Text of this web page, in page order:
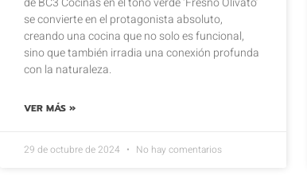
se convierte en el protagonista absoluto,
creando una cocina que no solo es funcional,
sino que también irradia una conexión profunda
con la naturaleza.
VER MÁS »
29 de octubre de 2024 No hay comentarios